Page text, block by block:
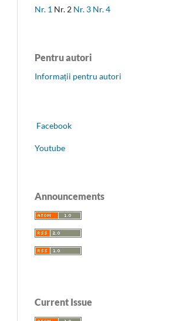
Nr. 1 Nr. 2 Nr. 3 Nr. 4
Pentru autori
Informații pentru autori
Facebook
Youtube
Announcements
Current Issue